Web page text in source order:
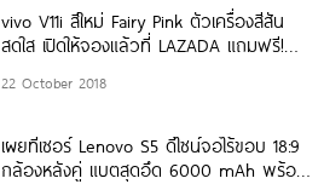
vivo V11i สีใหม่ Fairy Pink ตัวเครื่องสีสัน
สดใส เปิดให้จองแล้วที่ LAZADA แถมฟรี!
22 October 2018
เผยทีเซอร์ Lenovo S5 ดีไซน์จอไร้ขอบ 18:9
กล้องหลังคู่ แบตสุดอึด 6000 mAh พร้อม